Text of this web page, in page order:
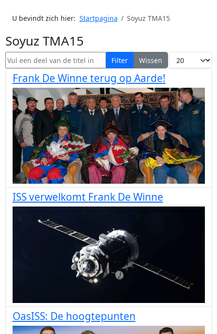
U bevindt zich hier: Startpagina Soyuz TMA15
Soyuz TMA15
Vul een deel van de titel in Filter Wissen Toon #
Frank De Winne terug op Aarde!
ISS verwelkomt Frank De Winne
OasISS: De hoogtepunten